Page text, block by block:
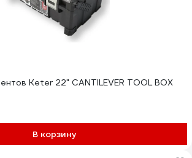
Keter 22" CANTILEVER TOOL BOX
В корзину